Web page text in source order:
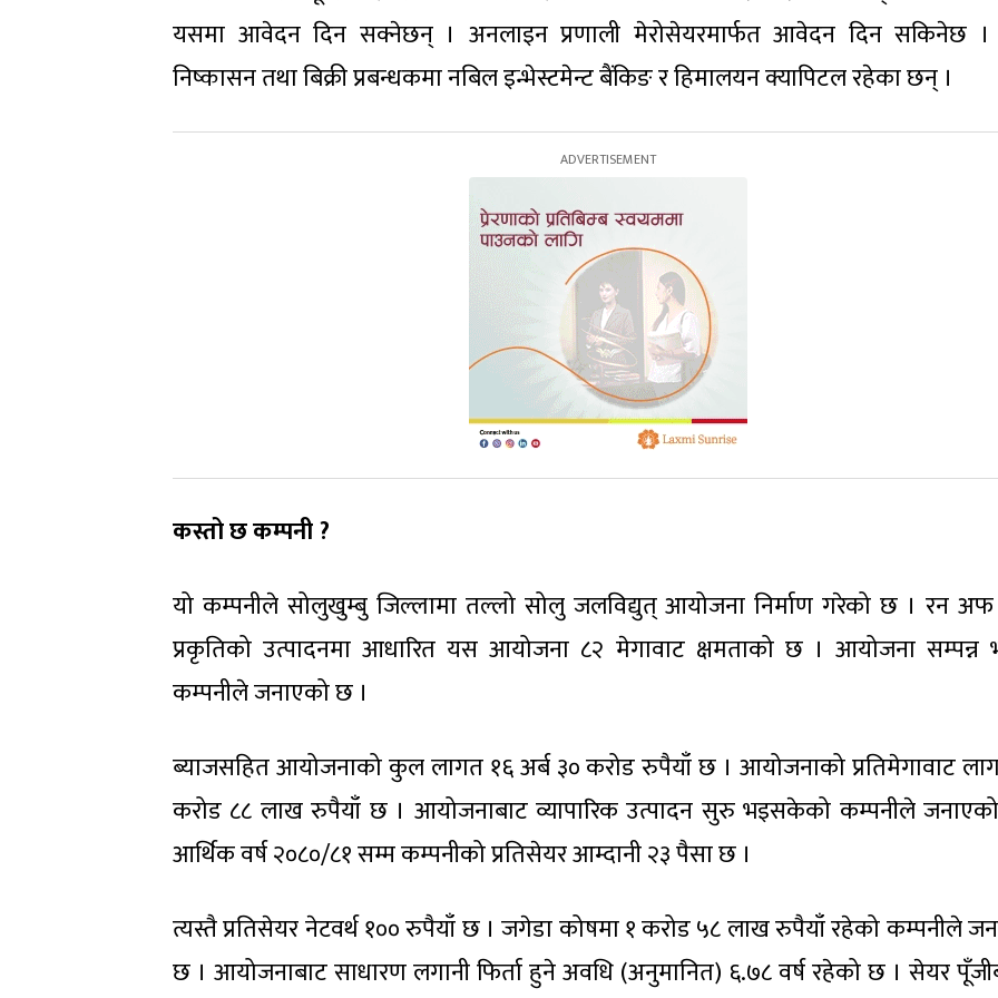
यसमा आवेदन दिन सक्नेछन् । अनलाइन प्रणाली मेरोसेयरमार्फत आवेदन दिन सकिनेछ
निष्कासन तथा बिक्री प्रबन्धकमा नबिल इन्भेस्टमेन्ट बैंकिङ र हिमालयन क्यापिटल रहेका छन् ।
कस्तो छ कम्पनी ?
यो कम्पनीले सोलुखुम्बु जिल्लामा तल्लो सोलु जलविद्युत् आयोजना निर्माण गरेको छ । रन अफ
प्रकृतिको उत्पादनमा आधारित यस आयोजना ८२ मेगावाट क्षमताको छ । आयोजना सम्पन्न
कम्पनीले जनाएको छ ।
ब्याजसहित आयोजनाको कुल लागत १६ अर्ब ३० करोड रुपैयाँ छ । आयोजनाको प्रतिमेगावाट
करोड ८८ लाख रुपैयाँ छ । आयोजनाबाट व्यापारिक उत्पादन सुरु भइसकेको कम्पनीले
आर्थिक वर्ष २०८०/८१ सम्म कम्पनीको प्रतिसेयर आम्दानी २३ पैसा छ ।
त्यस्तै प्रतिसेयर नेटवर्थ १०० रुपैयाँ छ । जगेडा कोषमा १ करोड ५८ लाख रुपैयाँ रहेको कम्पनीले
छ । आयोजनाबाट साधारण लगानी फिर्ता हुने अवधि (अनुमानित) ६.७८ वर्ष रहेको छ । सेयर